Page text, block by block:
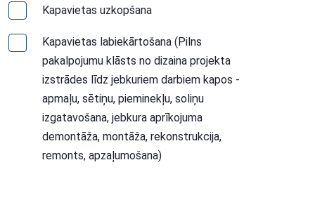
Kapavietas uzkopšana
Kapavietas labiekārtošana (Pilns
pakalpojumu klāsts no dizaina projekta
izstrādes līdz jebkuriem darbiem kapos -
apmaļu, sētiņu, pieminekļu, soliņu
izgatavošana, jebkura aprīkojuma
demontāža, montāža, rekonstrukcija,
remonts, apzaļumošana)